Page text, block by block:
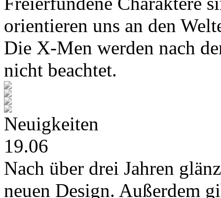
orientieren uns an den
Die X-Men werden nach
nicht beachtet.
Neuigkeiten
19.06
Nach über drei Jahren
neuen Design. Außerdem